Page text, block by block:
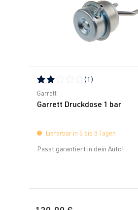
Durchschnittliche Bewertung
(1)
Garrett
Garrett Druckdose 1 bar
Lieferbar in 5 bis 8 Tagen
Passt garantiert in dein Auto!